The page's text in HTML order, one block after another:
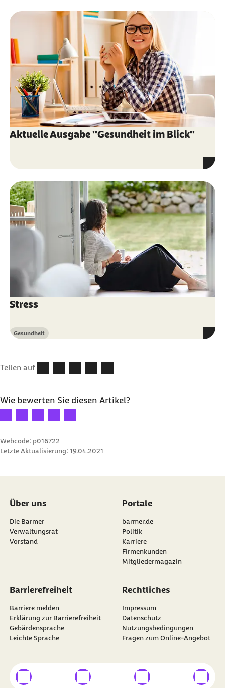
Aktuelle Ausgabe "Gesundheit im Blick"
Stress
Kategorie
Gesundheit
Teilen auf
Wie bewerten Sie diesen Artikel?
Ihre Bewertung: 1 Stern
Ihre Bewertung: 2 Sterne
Ihre Bewertung: 3 Sterne
Ihre Bewertung: 4 Sterne
Ihre Bewertung: 5 Sterne
Webcode: p016722
Letzte Aktualisierung: 19.04.2021
Über uns
Die Barmer
Verwaltungsrat
Vorstand
Portale
barmer.de
Politik
Karriere
Firmenkunden
Mitgliedermagazin
Barrierefreiheit
Barriere melden
Erklärung zur Barrierefreiheit
Gebärdensprache
Leichte Sprache
Rechtliches
Impressum
Datenschutz
Nutzungsbedingungen
Fragen zum Online-Angebot
Besuchen Sie dieBARMER auf
externer Link externer Link externer Link